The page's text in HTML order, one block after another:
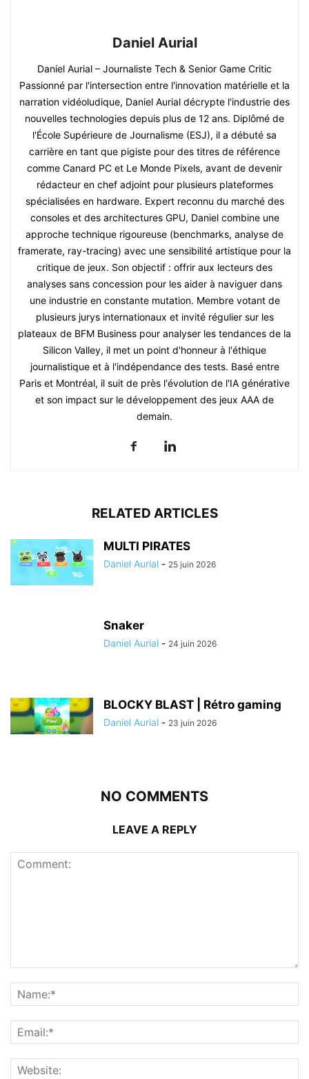
Daniel Aurial
Daniel Aurial – Journaliste Tech & Senior Game Critic
Passionné par l'intersection entre l'innovation matérielle et la
narration vidéoludique, Daniel Aurial décrypte l'industrie des
nouvelles technologies depuis plus de 12 ans. Diplômé de
l'École Supérieure de Journalisme (ESJ), il a débuté sa
carrière en tant que pigiste pour des titres de référence
comme Canard PC et Le Monde Pixels, avant de devenir
rédacteur en chef adjoint pour plusieurs plateformes
spécialisées en hardware. Expert reconnu du marché des
consoles et des architectures GPU, Daniel combine une
approche technique rigoureuse (benchmarks, analyse de
framerate, ray-tracing) avec une sensibilité artistique pour la
critique de jeux. Son objectif : offrir aux lecteurs des
analyses sans concession pour les aider à naviguer dans
une industrie en constante mutation. Membre votant de
plusieurs jurys internationaux et invité régulier sur les
plateaux de BFM Business pour analyser les tendances de la
Silicon Valley, il met un point d'honneur à l'éthique
journalistique et à l'indépendance des tests. Basé entre
Paris et Montréal, il suit de près l'évolution de l'IA générative
et son impact sur le développement des jeux AAA de
demain.
RELATED ARTICLES
MULTI PIRATES
Daniel Aurial - 25 juin 2026
Snaker
Daniel Aurial - 24 juin 2026
BLOCKY BLAST | Rétro gaming
Daniel Aurial - 23 juin 2026
NO COMMENTS
LEAVE A REPLY